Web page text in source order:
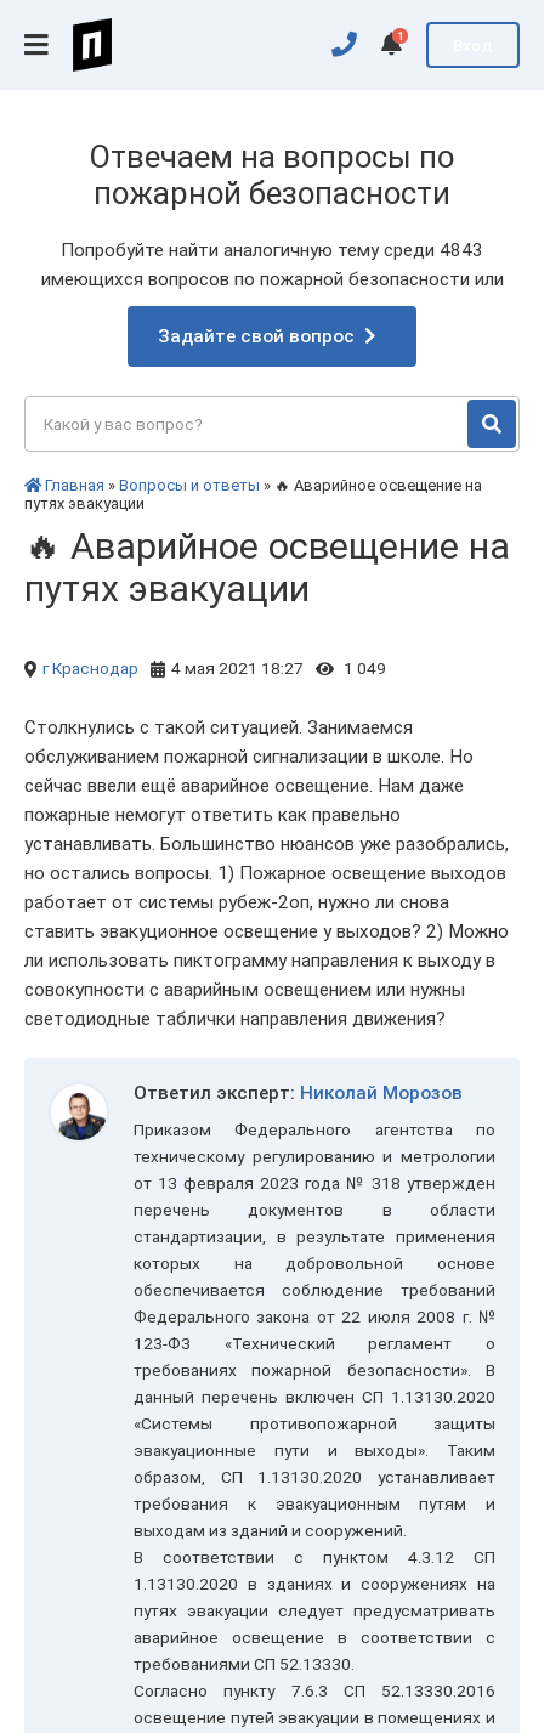
1
Отвечаем на вопросы по
пожарной безопасности
Попробуйте найти аналогичную тему среди 4843
имеющихся вопросов по пожарной безопасности или
Задайте свой вопрос
Главная » Вопросы и ответы » 🔥 Аварийное освещение на
путях эвакуации
🔥 Аварийное освещение на
путях эвакуации
г Краснодар 4 мая 2021 18:27 1 049
Столкнулись с такой ситуацией. Занимаемся
обслуживанием пожарной сигнализации в школе. Но
сейчас ввели ещё аварийное освещение. Нам даже
пожарные немогут ответить как правельно
устанавливать. Большинство нюансов уже разобрались,
но остались вопросы. 1) Пожарное освещение выходов
работает от системы рубеж-2оп, нужно ли снова
ставить эвакуционное освещение у выходов? 2) Можно
ли использовать пиктограмму направления к выходу в
совокупности с аварийным освещением или нужны
светодиодные таблички направления движения?
Ответил эксперт: Николай Морозов
Приказом Федерального агентства по
техническому регулированию и метрологии
от 13 февраля 2023 года № 318 утвержден
перечень документов в области
стандартизации, в результате применения
которых на добровольной основе
обеспечивается соблюдение требований
Федерального закона от 22 июля 2008 г. №
123-ФЗ «Технический регламент о
требованиях пожарной безопасности». В
данный перечень включен СП 1.13130.2020
«Системы противопожарной защиты
эвакуационные пути и выходы». Таким
образом, СП 1.13130.2020 устанавливает
требования к эвакуационным путям и
выходам из зданий и сооружений.
В соответствии с пунктом 4.3.12 СП
1.13130.2020 в зданиях и сооружениях на
путях эвакуации следует предусматривать
аварийное освещение в соответствии с
требованиями СП 52.13330.
Согласно пункту 7.6.3 СП 52.13330.2016
освещение путей эвакуации в помещениях и